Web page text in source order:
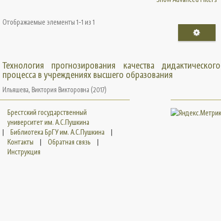
Отображаемые элементы 1-1 из 1
Технология прогнозирования качества дидактического
процесса в учреждениях высшего образования
Ильяшева, Виктория Викторовна (2017)
Брестский государственный
университет им. А.С.Пушкина
|
Библиотека БрГУ им. А.С.Пушкина
|
Контакты
| Обратная связь
|
Инструкция